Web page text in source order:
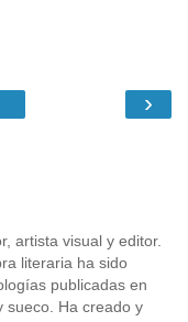
›
artista visual y editor.
literaria ha sido
publicadas en
sueco. Ha creado y